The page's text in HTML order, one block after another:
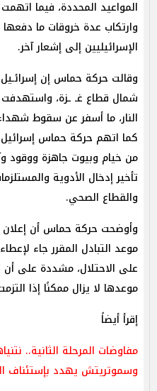
المواعيد المحددة، فيما اتهمت
وارتكاب عدة خروقات ما
الإسرائيليين إلى إشعار آخر.
وقالت حركة حماس إن إسرائـيل
شمال قطاع غـ ـزة،
النار، ما أسفر عن سقوط
كما اتهم حركة حماس إسرائيل
من خيام وبيوت جاهزة ووقود
تأخير إدخال الأدوية
والقطاع الصحي.
وأوضحت حركة حماس أن إعلان
موعد التبادل المقرر جاء
على الاحتلال، مشددة على أن
موعدها لا يزال ممكنًا إذا
إقرأ أيضاً
مفاوضات المرحلة الثانية..
وسموتريتش يهدد بإستئناف